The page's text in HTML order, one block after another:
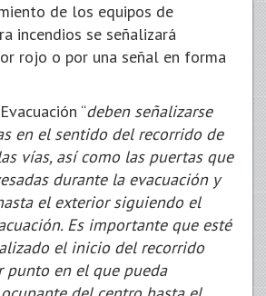
de los equipos de
incendios se señalizará
rojo o por una señal en forma
“deben señalizarse
en el sentido del recorrido de
vías, así como las puertas que
durante la evacuación y
el exterior siguiendo el
Es importante que esté
el inicio del recorrido
punto en el que pueda